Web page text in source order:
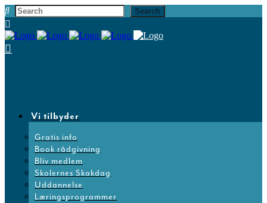
Vi tilbyder
Gratis info
Book rådgivning
Bliv medlem
Skolernes Skakdag
Uddannelse
Læringsprogrammer